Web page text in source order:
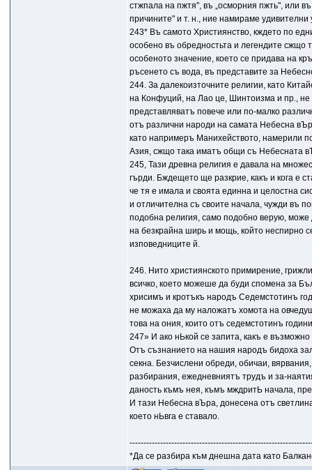
стжпала на пжтя", въ „осморния пжть", или
причините" и т. н., ние намираме
243* Въ самото Християнство, кждето по
особено въ обредностьта и легендите сжщо
особеното значение, което се придава на
ръсенето съ вода, въ представите за
244. За далекоизточните религии, като
на Конфуций, на Лао це, Шинтоизма и пр.,
представляватъ повече или по-малко
отъ различни народи на самата Небесна
като напримеръ Манихейството, намерили
Азия, сжщо така иматъ общи съ Небесната
245, Тази древна религия е давала на
гърди. Бждещето ще разкрие, какъ и кога е
че тя е имала и своята единна и целостна
и отличителна съ своите начала, чужди въ
подобна религия, само подобно верую,
на безкрайна ширь и мощь, който неспирно
изповедниците й.
246. Нито християнското примирение,
всичко, което можеше да буди спомена за
хрисимъ и кротъкъ народъ Седемстотинъ
не можаха да му наложатъ хомота на
това на ония, които отъ седемстотинъ
247» И ако нЬкой се запита, какъ е
Отъ съзнанието на нашия народъ бидоха
секна. Безчислени обреди, обичаи,
разбирания, ежедневниятъ трудъ и за-
даность къмъ нея, къмъ мждритЬ начала,
И тази Небесна вЪра, донесена отъ
което нЬвга е ставало.
*Да се разбира към днешна дата като